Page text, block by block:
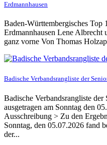
Erdmannhausen
Baden-Württembergisches Top
Erdmannhausen Lene
ganz vorne Von Thomas
Badische Verbandsrangliste der
Badische Verbandsrangliste
ausgetragen am Sonntag den
Ausschreibung > Zu den
Sonntag, den 05.07.2026 fand
der...